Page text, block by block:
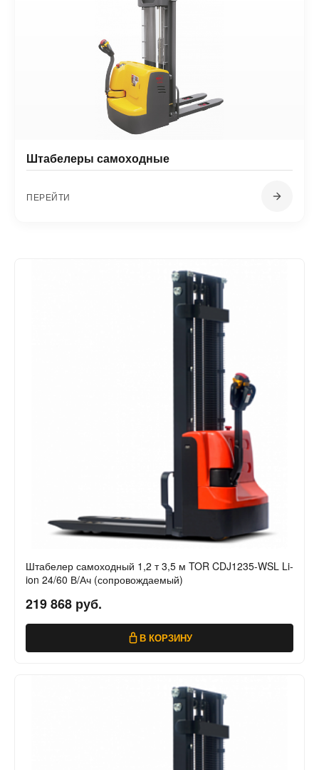
Штабелеры самоходные
ПЕРЕЙТИ
Штабелер самоходный 1,2 т 3,5 м TOR CDJ1235-WSL Li-
ion 24/60 В/Ач (сопровождаемый)
219 868 руб.
В КОРЗИНУ